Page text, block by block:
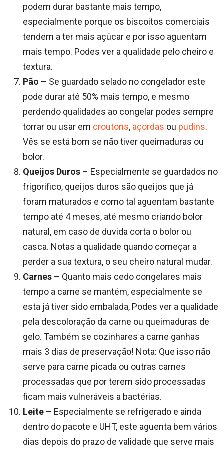
podem durar bastante mais tempo,
especialmente porque os biscoitos comerciais
tendem a ter mais açúcar e por isso aguentam
mais tempo. Podes ver a qualidade pelo cheiro e
textura.
Pão – Se guardado selado no congelador este
pode durar até 50% mais tempo, e mesmo
perdendo qualidades ao congelar podes sempre
torrar ou usar em croutons, açordas ou pudins.
Vês se está bom se não tiver queimaduras ou
bolor.
Queijos Duros – Especialmente se guardados no
frigorifico, queijos duros são queijos que já
foram maturados e como tal aguentam bastante
tempo até 4 meses, até mesmo criando bolor
natural, em caso de duvida corta o bolor ou
casca. Notas a qualidade quando começar a
perder a sua textura, o seu cheiro natural mudar.
Carnes – Quanto mais cedo congelares mais
tempo a carne se mantém, especialmente se
esta já tiver sido embalada, Podes ver a qualidade
pela descoloração da carne ou queimaduras de
gelo. Também se cozinhares a carne ganhas
mais 3 dias de preservação! Nota: Que isso não
serve para carne picada ou outras carnes
processadas que por terem sido processadas
ficam mais vulneráveis a bactérias.
Leite – Especialmente se refrigerado e ainda
dentro do pacote e UHT, este aguenta bem vários
dias depois do prazo de validade que serve mais